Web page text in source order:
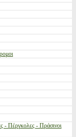
- Πέργκολες - Πράσινοι